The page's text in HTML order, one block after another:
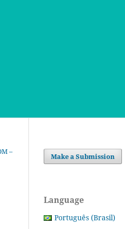
–
Make a Submission
Language
Português (Brasil)